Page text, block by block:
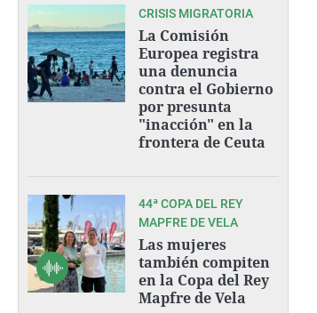
CRISIS MIGRATORIA
La Comisión
Europea registra
una denuncia
contra el Gobierno
por presunta
"inacción" en la
frontera de Ceuta
44ª COPA DEL REY
MAPFRE DE VELA
Las mujeres
también compiten
en la Copa del Rey
Mapfre de Vela